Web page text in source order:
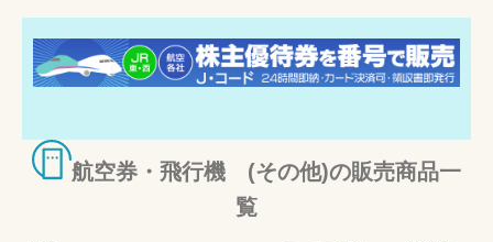
航空券・飛行機 (その他)の販売商品一
覧